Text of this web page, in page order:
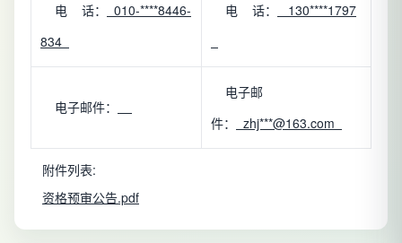
电 话：
010-****8446-
834
电 话： 130****1797
电子邮件：
电子邮
件：
zhj***@163.com
附件列表:
资格预审公告.pdf